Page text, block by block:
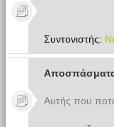
Συντονιστής:
Αποσπάσματα
Αυτής που